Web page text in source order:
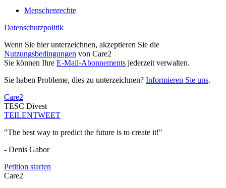
Menschenrechte
Datenschutzpolitik
Wenn Sie hier unterzeichnen, akzeptieren Sie die
Nutzungsbedingungen von Care2
Sie können Ihre E-Mail-Abonnements jederzeit verwalten.
Sie haben Probleme, dies zu unterzeichnen? Informieren Sie uns.
Care2
TESC Divest
TEILENTWEET
"The best way to predict the future is to create it!"
- Denis Gabor
Petition starten
Care2